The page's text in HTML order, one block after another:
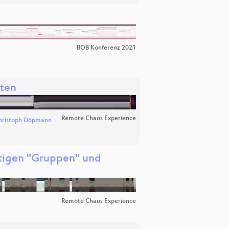
BOB Konferenz 2021
Döpmann Remote Chaos Experience
"Gruppen" und
Remote Chaos Experience